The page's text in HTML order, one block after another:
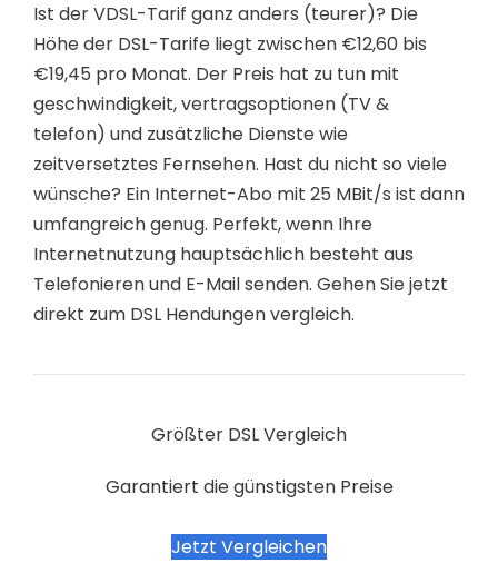
Ist der VDSL-Tarif ganz anders (teurer)? Die
Höhe der DSL-Tarife liegt zwischen €12,60 bis
€19,45 pro Monat. Der Preis hat zu tun mit
geschwindigkeit, vertragsoptionen (TV &
telefon) und zusätzliche Dienste wie
zeitversetztes Fernsehen. Hast du nicht so viele
wünsche? Ein Internet-Abo mit 25 MBit/s ist dann
umfangreich genug. Perfekt, wenn Ihre
Internetnutzung hauptsächlich besteht aus
Telefonieren und E-Mail senden. Gehen Sie jetzt
direkt zum DSL Hendungen vergleich.
Größter DSL Vergleich
Garantiert die günstigsten Preise
Jetzt Vergleichen